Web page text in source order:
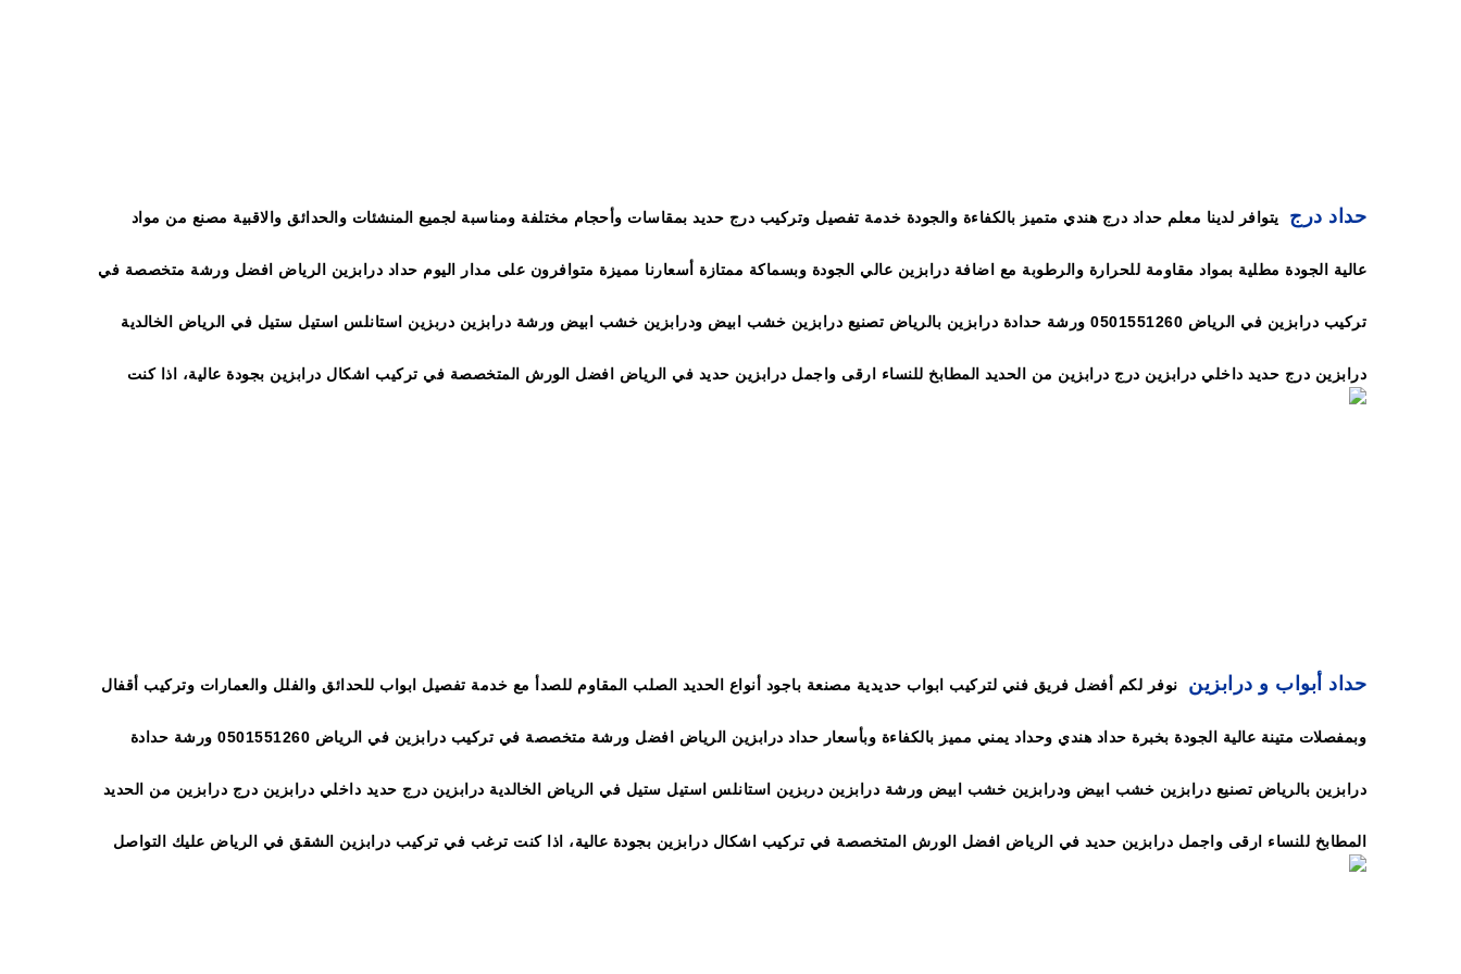
حداد درج يتوافر لدينا معلم حداد درج هندي متميز بالكفاءة والجودة خدمة تفصيل وتركيب درج حديد بمقاسات وأحجام مختلفة ومناسبة لجميع المنشئات والحدائق والاقبية مصنع من مواد
عالية الجودة مطلية بمواد مقاومة للحرارة والرطوبة مع اضافة درابزين عالي الجودة وبسماكة ممتازة أسعارنا مميزة متوافرون على مدار اليوم حداد درابزين الرياض افضل ورشة متخصصة في
تركيب درابزين في الرياض 0501551260 ورشة حدادة درابزين بالرياض تصنيع درابزين خشب ابيض ودرابزين خشب ابيض ورشة درابزين دربزين استانلس استيل ستيل في الرياض الخالدية
درابزين درج حديد داخلي درابزين درج درابزين من الحديد المطابخ للنساء ارقى واجمل درابزين حديد في الرياض افضل الورش المتخصصة في تركيب اشكال درابزين بجودة عالية، اذا كنت
حداد أبواب و درابزين نوفر لكم أفضل فريق فني لتركيب ابواب حديدية مصنعة باجود أنواع الحديد الصلب المقاوم للصدأ مع خدمة تفصيل ابواب للحدائق والفلل والعمارات وتركيب أقفال
وبمفصلات متينة عالية الجودة بخبرة حداد هندي وحداد يمني مميز بالكفاءة وبأسعار حداد درابزين الرياض افضل ورشة متخصصة في تركيب درابزين في الرياض 0501551260 ورشة حدادة
درابزين بالرياض تصنيع درابزين خشب ابيض ودرابزين خشب ابيض ورشة درابزين دربزين استانلس استيل ستيل في الرياض الخالدية درابزين درج حديد داخلي درابزين درج درابزين من الحديد
المطابخ للنساء ارقى واجمل درابزين حديد في الرياض افضل الورش المتخصصة في تركيب اشكال درابزين بجودة عالية، اذا كنت ترغب في تركيب درابزين الشقق في الرياض عليك التواصل